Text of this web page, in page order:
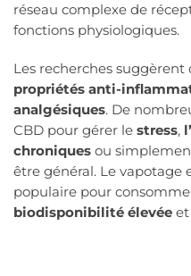
réseau complexe de
fonctions physiologiques.
Les recherches
propriétés anti-
analgésiques. De
CBD pour gérer le stress,
chroniques ou
être général. Le vapotage
populaire pour
biodisponibilité élevée et